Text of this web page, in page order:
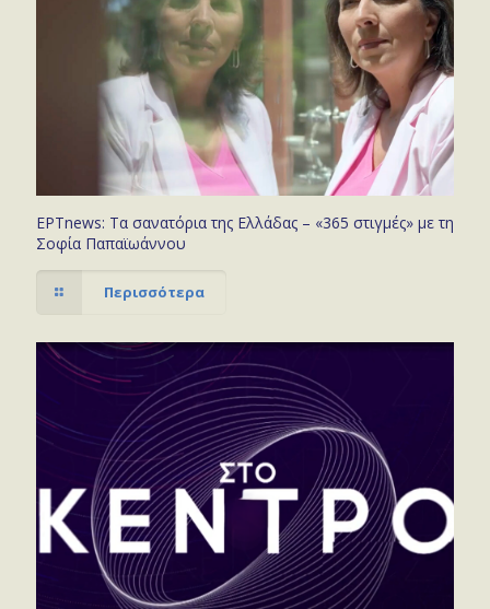
ΕΡΤnews: Τα σανατόρια της Ελλάδας – «365 στιγμές» με τη
Σοφία Παπαϊωάννου
Περισσότερα